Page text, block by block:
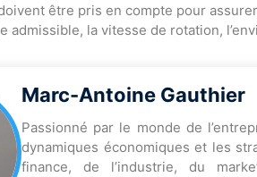
être pris en compte pour
admissible, la vitesse de rotation,
Marc-Antoine Gauthier
Passionné par le monde de
dynamiques économiques et les
finance, de l’industrie, du